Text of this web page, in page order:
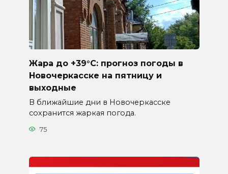
Жара до +39°C: прогноз погоды в
Новочеркасске на пятницу и
выходные
В ближайшие дни в Новочеркасске
сохранится жаркая погода.
75